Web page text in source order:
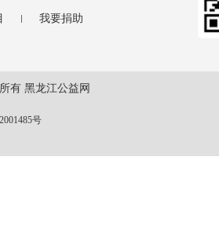
我要捐助
有 黑龙江公益网
号